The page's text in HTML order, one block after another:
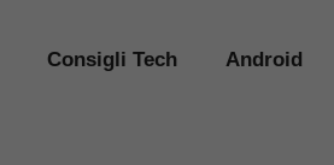
Consigli Tech Android